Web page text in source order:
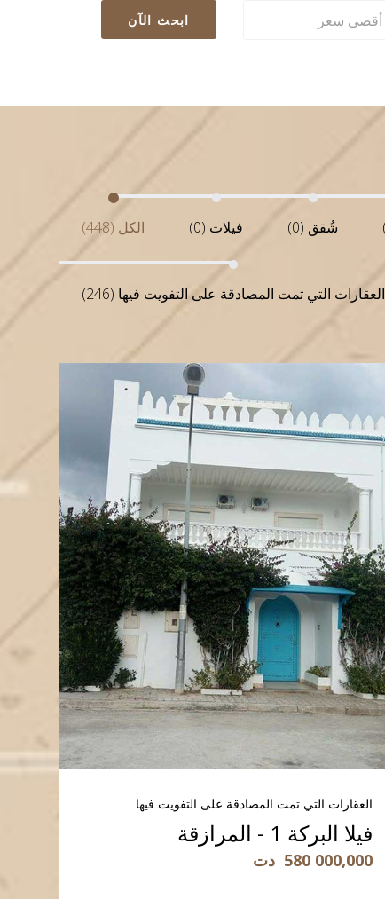
ابحث الآن
الكل (448) فيلات (0) شُقق (0)
العقارات التي تمت المصادقة على التفويت فيها (246)
العقارات التي تمت المصادقة على التفويت فيها
فيلا البركة 1 - المرازقة
580 000,000 دت